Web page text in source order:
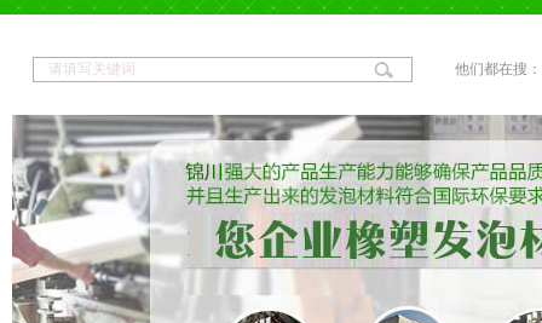
他们都在搜：